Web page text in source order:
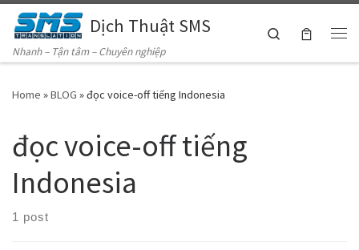
Skip to contentDịch Thuật SMS
Nhanh – Tận tâm – Chuyên nghiệp
Search
Home »BLOG »đọc voice-off tiếng Indonesia
đọc voice-off tiếng
Indonesia
1 post